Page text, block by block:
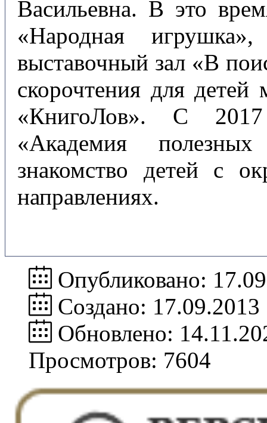
Васильевна. В это
«Народная
выставочный зал «В
скорочтения для детей
«КнигоЛов». С
«Академия
знакомство детей с
направлениях.
Опубликовано:
Создано: 17.09.2013
Обновлено:
Просмотров: 7604